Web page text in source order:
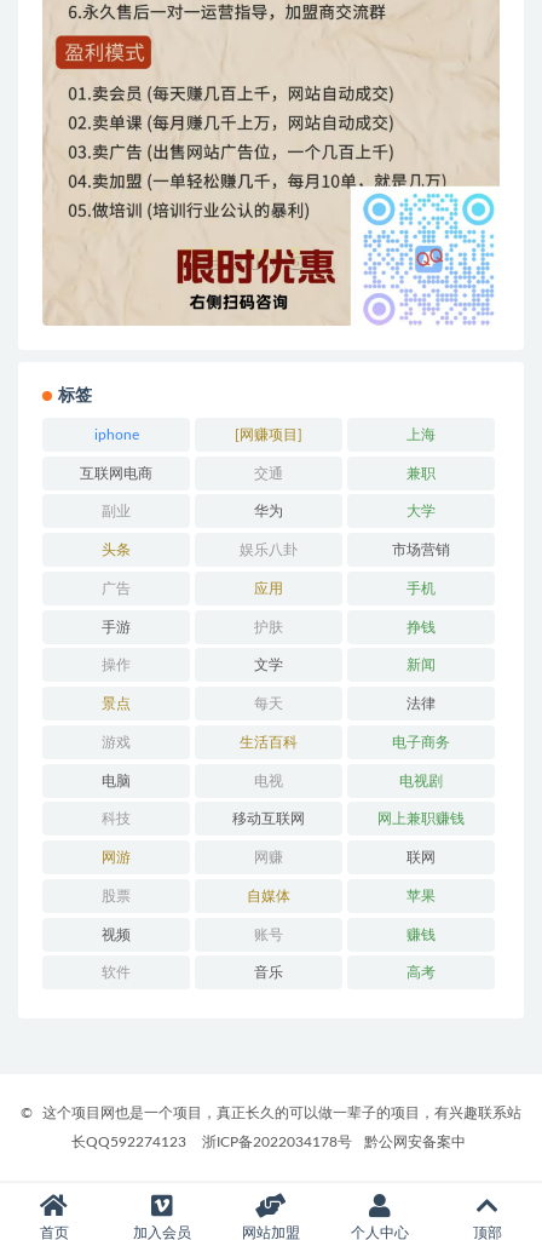
标签
iphone [网赚项目] 上海
互联网电商 交通 兼职
副业 华为 大学
头条 娱乐八卦 市场营销
广告 应用 手机
手游 护肤 挣钱
操作 文学 新闻
景点 每天 法律
游戏 生活百科 电子商务
电脑 电视 电视剧
科技 移动互联网 网上兼职赚钱
网游 网赚 联网
股票 自媒体 苹果
视频 账号 赚钱
软件 音乐 高考
©
这个项目网也是一个项目，真正长久的可以做一辈子的项目，有兴趣联系站
长QQ592274123
浙ICP备2022034178号 黔公网安备案中
首页 加入会员 网站加盟 个人中心 顶部